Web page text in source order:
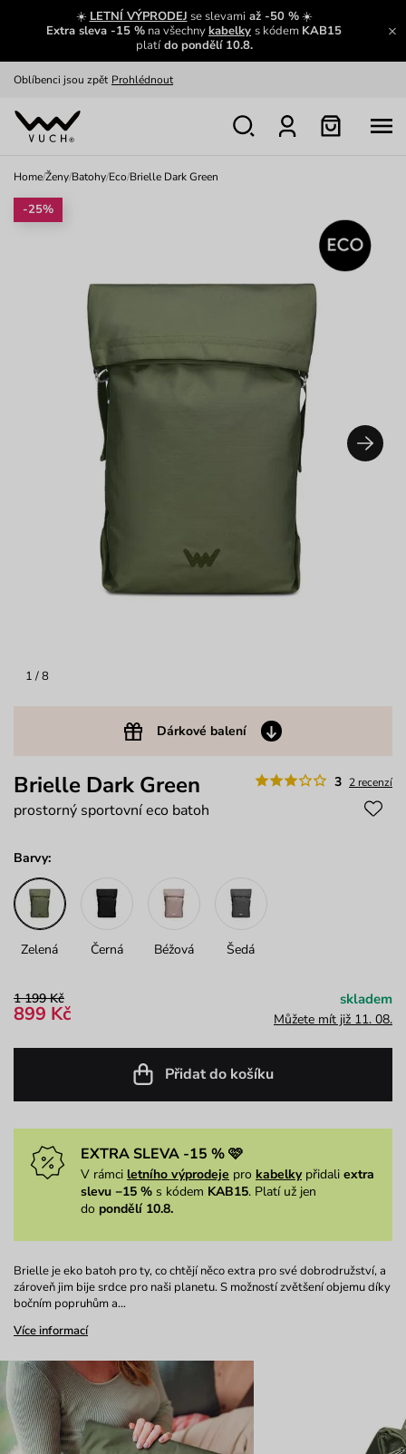
☀️ LETNÍ VÝPRODEJ se slevamiaž -50 %☀️
Extra sleva -15 % na všechnykabelky s kódem KAB15
platído pondělí 10.8.
Zajímavosti ze světa Vuch:
Zobrazit
Oblíbenci jsou zpět Prohlédnout
Nech se inspirovat
Home/Ženy/Batohy/Eco/Brielle Dark Green
1 / 8
Dárkové balení
-25%
3 2 recenzí
Brielle Dark Green
prostorný sportovní eco batoh
Barvy:
Zelená Černá Béžová Šedá
1 199 Kč
899 Kč
skladem
Můžete mít již 11. 08.
Přidat do košíku
EXTRA SLEVA -15 % 🩷
V rámci letního výprodeje pro kabelkypřidali extra
slevu −15 % s kódem KAB15. Platí už jen
do pondělí 10.8.
Brielle je eko batoh pro ty, co chtějí něco extra pro své dobrodružství, a
zároveň jim bije srdce pro naši planetu. S možností zvětšení objemu díky
bočním popruhům a…
Více informací